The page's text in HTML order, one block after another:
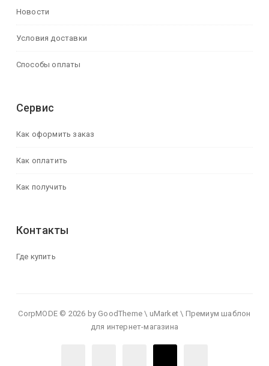
Новости
Условия доставки
Способы оплаты
Сервис
Как оформить заказ
Как оплатить
Как получить
Контакты
Где купить
CorpMODE © 2026 by GoodTheme \ uMarket \ Премиум шаблон
для интернет-магазина